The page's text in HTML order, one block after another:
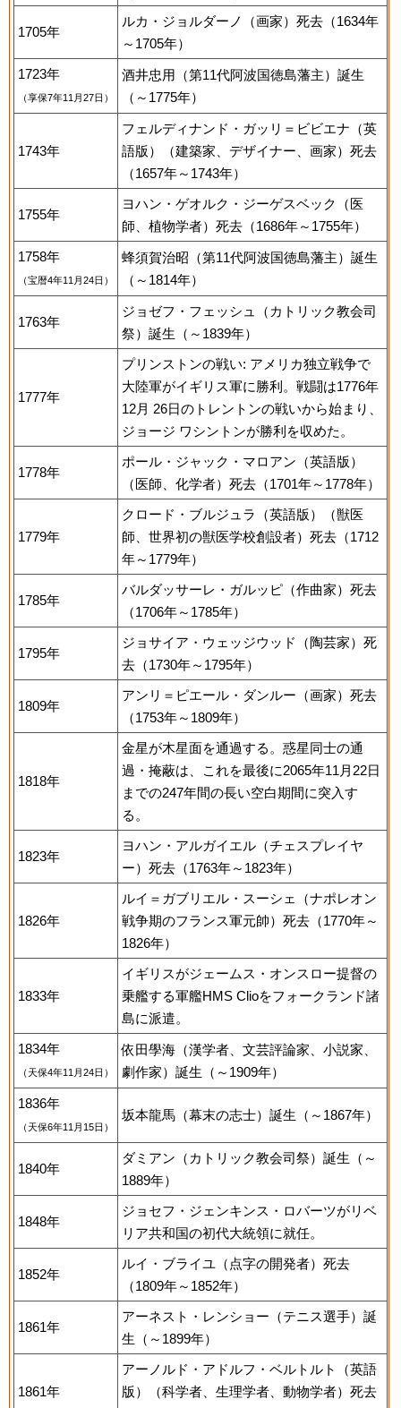
1705年
ルカ・ジョルダーノ（画家）死去（1634年
～1705年）
1723年
（享保7年11月27日）
酒井忠用（第11代阿波国徳島藩主）誕生
（～1775年）
1743年
フェルディナンド・ガッリ＝ビビエナ（英
語版）（建築家、デザイナー、画家）死去
（1657年～1743年）
1755年
ヨハン・ゲオルク・ジーゲスベック（医
師、植物学者）死去（1686年～1755年）
1758年
（宝暦4年11月24日）
蜂須賀治昭（第11代阿波国徳島藩主）誕生
（～1814年）
1763年
ジョゼフ・フェッシュ（カトリック教会司
祭）誕生（～1839年）
1777年
プリンストンの戦い: アメリカ独立戦争で
大陸軍がイギリス軍に勝利。戦闘は1776年
12月 26日のトレントンの戦いから始まり、
ジョージ ワシントンが勝利を収めた。
1778年
ポール・ジャック・マロアン（英語版）
（医師、化学者）死去（1701年～1778年）
1779年
クロード・ブルジュラ（英語版）（獣医
師、世界初の獣医学校創設者）死去（1712
年～1779年）
1785年
バルダッサーレ・ガルッピ（作曲家）死去
（1706年～1785年）
1795年
ジョサイア・ウェッジウッド（陶芸家）死
去（1730年～1795年）
1809年
アンリ＝ピエール・ダンルー（画家）死去
（1753年～1809年）
1818年
金星が木星面を通過する。惑星同士の通
過・掩蔽は、これを最後に2065年11月22日
までの247年間の長い空白期間に突入す
る。
1823年
ヨハン・アルガイエル（チェスプレイヤ
ー）死去（1763年～1823年）
1826年
ルイ＝ガブリエル・スーシェ（ナポレオン
戦争期のフランス軍元帥）死去（1770年～
1826年）
1833年
イギリスがジェームス・オンスロー提督の
乗艦する軍艦HMS Clioをフォークランド諸
島に派遣。
1834年
（天保4年11月24日）
依田學海（漢学者、文芸評論家、小説家、
劇作家）誕生（～1909年）
1836年
（天保6年11月15日）
坂本龍馬（幕末の志士）誕生（～1867年）
1840年
ダミアン（カトリック教会司祭）誕生（～
1889年）
1848年
ジョセフ・ジェンキンス・ロバーツがリベ
リア共和国の初代大統領に就任。
1852年
ルイ・ブライユ（点字の開発者）死去
（1809年～1852年）
1861年
アーネスト・レンショー（テニス選手）誕
生（～1899年）
1861年
アーノルド・アドルフ・ベルトルト（英語
版）（科学者、生理学者、動物学者）死去